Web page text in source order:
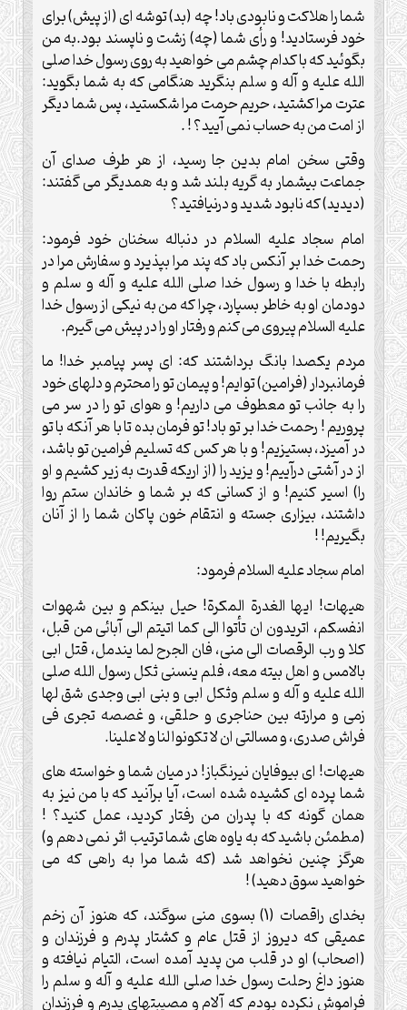
شما را هلاکت و نابودی باد! چه (بد) توشه ای (از پیش) برای
خود فرستادید! و رأی شما (چه) زشت و ناپسند بود.به من
بگوئید که با کدام چشم می خواهید به روی رسول خدا صلی
الله علیه و آله و سلم بنگرید هنگامی که به شما بگوید:
عترت مرا کشتید، حریم حرمت مرا شکستید، پس شما دیگر
از امت من به حساب نمی آیید؟ ! .
وقتی سخن امام بدین جا رسید، از هر طرف صدای آن
جماعت بیشمار به گریه بلند شد و به همدیگر می گفتند:
(دیدید) که نابود شدید و درنیافتید؟
امام سجاد علیه السلام در دنباله سخنان خود فرمود:
رحمت خدا بر آنکس باد که پند مرا بپذیرد و سفارش مرا در
رابطه با خدا و رسول خدا صلی الله علیه و آله و سلم و
دودمان او به خاطر بسپارد، چرا که من به نیکی از رسول خدا
علیه السلام پیروی می کنم و رفتار او را در پیش می گیرم.
مردم یکصدا بانگ برداشتند که: ای پسر پیامبر خدا! ما
فرمانبردار (فرامین) توایم! و پیمان تو را محترم و دلهای خود
را به جانب تو معطوف می داریم! و هوای تو را در سر می
پروریم ! رحمت خدا بر تو باد! تو فرمان بده تا با هر آنکه با تو
در آمیزد، بستیزیم! و با هر کس که تسلیم فرامین تو باشد،
از در آشتی درآییم! و یزید را (از اریکه قدرت به زیر کشیم و او
را) اسیر کنیم! و از کسانی که بر شما و خاندان ستم روا
داشتند، بیزاری جسته و انتقام خون پاکان شما را از آنان
بگیریم! !
امام سجاد علیه السلام فرمود:
هیهات! ایها الغدرة المکرة! حیل بینکم و بین شهوات
انفسکم، اتریدون ان تأتوا الی کما اتیتم الی آبائی من قبل،
کلا و رب الرقصات الی منی، فان الجرح لما یندمل، قتل ابی
بالامس و اهل بیته معه، فلم ینسنی ثکل رسول الله صلی
الله علیه و آله و سلم وثکل ابی و بنی ابی وجدی شق لها
زمی و مرارته بین حناجری و حلقی، و غصصه تجری فی
فراش صدری، و مسالتی ان لا تکونوا لنا و لا علینا.
هیهات! ای بیوفایان نیرنگباز! در میان شما و خواسته های
شما پرده ای کشیده شده است، آیا برآنید که با من نیز به
همان گونه که با پدران من رفتار کردید، عمل کنید؟ !
(مطمئن باشید که به یاوه های شما ترتیب اثر نمی دهم و)
هرگز چنین نخواهد شد (که شما مرا به راهی که می
خواهید سوق دهید) !
بخدای راقصات (1) بسوی منی سوگند، که هنوز آن زخم
عمیقی که دیروز از قتل عام و کشتار پدرم و فرزندان و
(اصحاب) او در قلب من پدید آمده است، التیام نیافته و
هنوز داغ رحلت رسول خدا صلی الله علیه و آله و سلم را